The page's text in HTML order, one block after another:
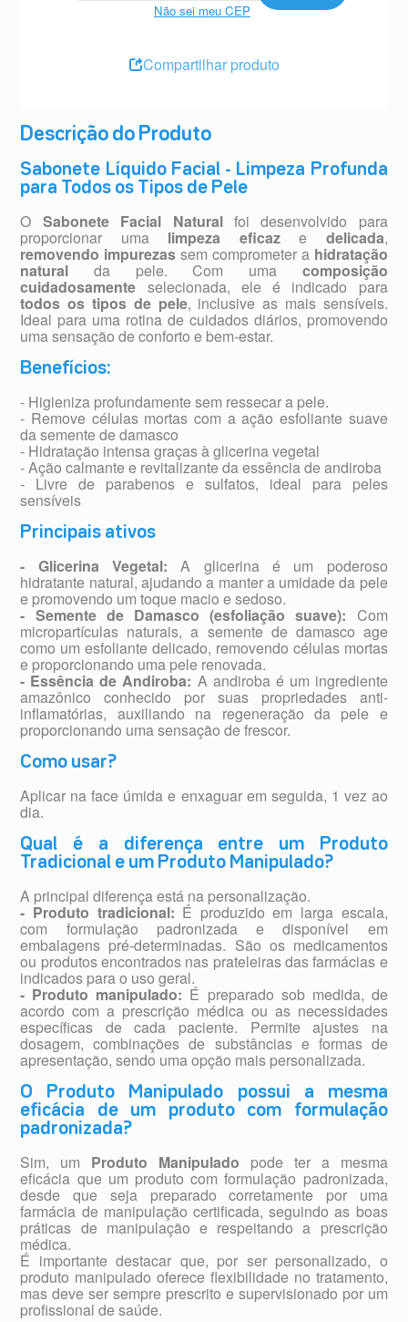
Descrição do Produto
Sabonete Líquido Facial - Limpeza Profunda
para Todos os Tipos de Pele
O Sabonete Facial Naturalfoi desenvolvido para
proporcionar umalimpeza eficaze delicada,
removendo impurezas sem comprometer a hidratação
natural da pele. Com uma composição
cuidadosamente selecionada, ele é indicado para
todos os tipos de pele, inclusive as mais sensíveis.
Ideal para uma rotina de cuidados diários, promovendo
uma sensação de conforto e bem-estar.
Benefícios:
- Higieniza profundamente sem ressecar a pele.
- Remove células mortas com a ação esfoliante suave
da semente de damasco
- Hidratação intensa graças à glicerina vegetal
- Ação calmante e revitalizante da essência de andiroba
- Livre de parabenos e sulfatos, ideal para peles
sensíveis
Principais ativos
- Glicerina Vegetal: A glicerina é um poderoso
hidratante natural, ajudando a manter a umidade da pele
e promovendo um toque macio e sedoso.
- Semente de Damasco (esfoliação suave): Com
micropartículas naturais, a semente de damasco age
como um esfoliante delicado, removendo células mortas
e proporcionando uma pele renovada.
- Essência de Andiroba: A andiroba é um ingrediente
amazônico conhecido por suas propriedades anti-
inflamatórias, auxiliando na regeneração da pele e
proporcionando uma sensação de frescor.
Como usar?
Aplicar na face úmida e enxaguar em seguida, 1 vez ao
dia.
Qual é a diferença entre um Produto
Tradicional e um Produto Manipulado?
A principal diferença está na personalização.
- Produto tradicional: É produzido em larga escala,
com formulação padronizada e disponível em
embalagens pré-determinadas. São os medicamentos
ou produtos encontrados nas prateleiras das farmácias e
indicados para o uso geral.
- Produto manipulado: É preparado sob medida, de
acordo com a prescrição médica ou as necessidades
específicas de cada paciente. Permite ajustes na
dosagem, combinações de substâncias e formas de
apresentação, sendo uma opção mais personalizada.
O Produto Manipulado possui a mesma
eficácia de um produto com formulação
padronizada?
Sim, um Produto Manipulado pode ter a mesma
eficácia que um produto com formulação padronizada,
desde que seja preparado corretamente por uma
farmácia de manipulação certificada, seguindo as boas
práticas de manipulação e respeitando a prescrição
médica.
É importante destacar que, por ser personalizado, o
produto manipulado oferece flexibilidade no tratamento,
mas deve ser sempre prescrito e supervisionado por um
profissional de saúde.
Não sei meu CEP
Compartilhar produto